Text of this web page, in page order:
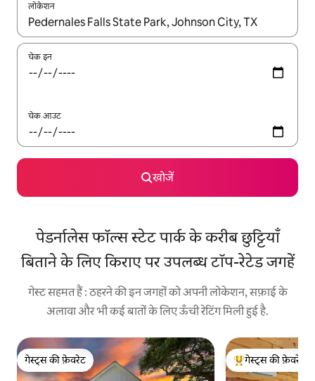
लोकेशन
नतीजों के उपलब्ध होने पर, अप और डाउन 'ऐरो की' का इस्तेमाल करके नेविगेट
चेक इन
चेक आउट
खोजें
पेडर्नालेस फॉल्स स्टेट पार्क के करीब छुट्टियाँ
बिताने के लिए किराए पर उपलब्ध टॉप-रेटेड जगहें
गेस्ट सहमत हैं : ठहरने की इन जगहों को अपनी लोकेशन, सफ़ाई के
अलावा और भी कई बातों के लिए ऊँची रेटिंग मिली हुई है.
गेस्ट्स की फ़ेवरेट
गेस्ट्स की फ़ेवरेट
गेस्ट्स का टॉप फ़ेवरेट
गेस्ट्स की फ़ेवरेट